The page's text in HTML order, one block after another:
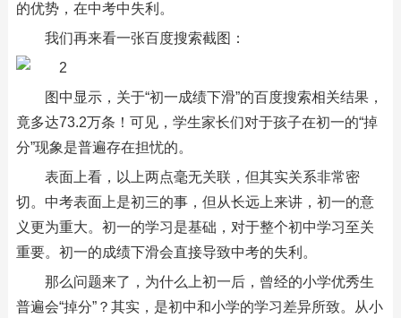
的优势，在中考中失利。
我们再来看一张百度搜索截图：
图中显示，关于“初一成绩下滑”的百度搜索相关结果，
竟多达73.2万条！可见，学生家长们对于孩子在初一的“掉
分”现象是普遍存在担忧的。
表面上看，以上两点毫无关联，但其实关系非常密
切。中考表面上是初三的事，但从长远上来讲，初一的意
义更为重大。初一的学习是基础，对于整个初中学习至关
重要。初一的成绩下滑会直接导致中考的失利。
那么问题来了，为什么上初一后，曾经的小学优秀生
普遍会“掉分”？其实，是初中和小学的学习差异所致。从小